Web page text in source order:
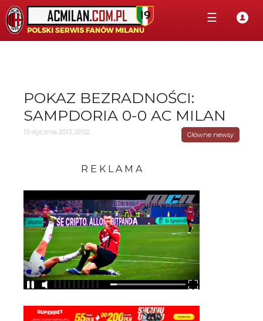
☰
POKAZ BEZRADNOŚCI:
SAMPDORIA 0-0 AC MILAN
13 stycznia 2013, 20:02, Główne newsy
R E K L A M A